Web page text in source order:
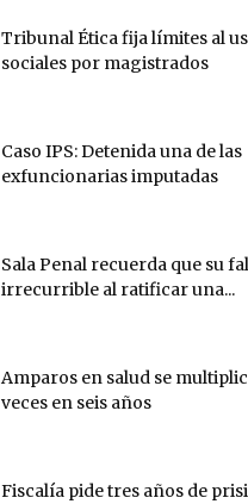
Tribunal Ética fija límites al
sociales por magistrados
Caso IPS: Detenida una de las
exfuncionarias imputadas
Sala Penal recuerda que su
irrecurrible al ratificar una...
Amparos en salud se
veces en seis años
Fiscalía pide tres años de